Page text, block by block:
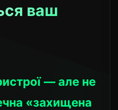
ваш
— але не
«захищена